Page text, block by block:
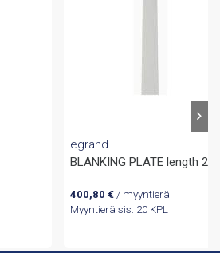
Legrand
BLANKING PLATE length 2m
400,80 € / myyntierä
Myyntierä sis. 20 KPL